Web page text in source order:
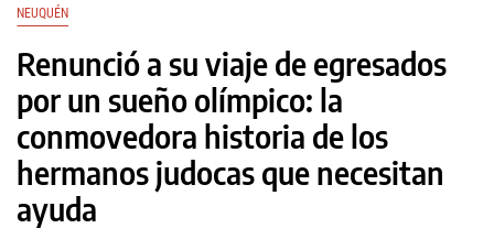
NEUQUÉN
Renunció a su viaje de egresados
por un sueño olímpico: la
conmovedora historia de los
hermanos judocas que necesitan
ayuda